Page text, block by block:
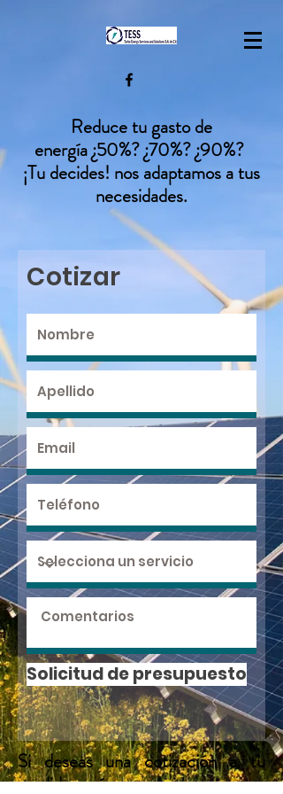
Reduce tu gasto de
energía¿50%? ¿70%? ¿90%?
¡Tu decides! nos adaptamos a tus
necesidades.
Cotizar
Solicitud de presupuesto
Si deseas una cotización a tu
medida envía una copia